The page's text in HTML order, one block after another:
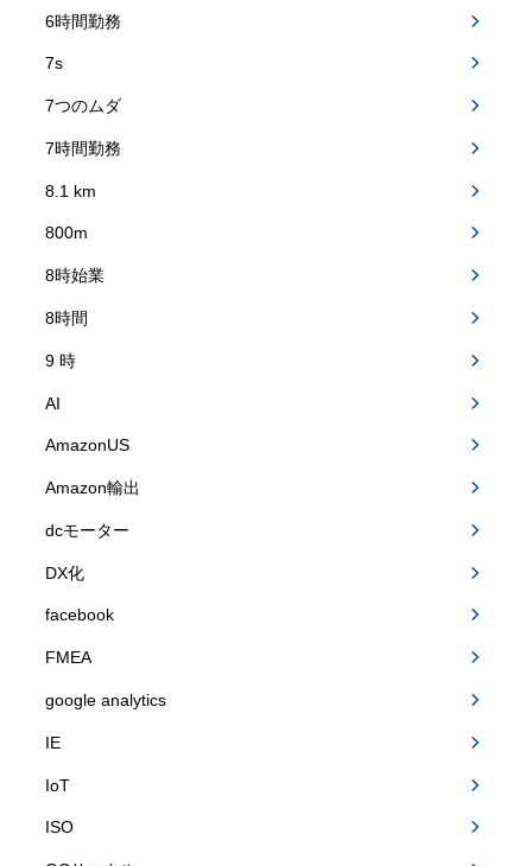
6時間勤務
7s
7つのムダ
7時間勤務
8.1 km
800m
8時始業
8時間
9 時
AI
AmazonUS
Amazon輸出
dcモーター
DX化
facebook
FMEA
google analytics
IE
IoT
ISO